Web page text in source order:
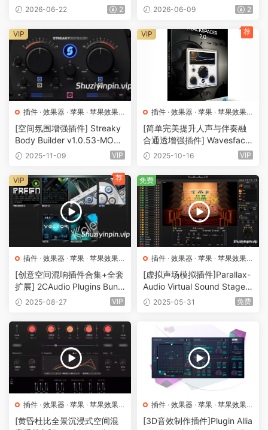
er v1.5.0-R2R [WiN]（9.19M
2026-06-22 2
hed and Keygen-R2R [WiN]
2026-06-09 2
插件 · 效果器 · 苹果 · 苹果效果
器
[空间氛围增强插件] Streaky
Body Builder v1.0.53-MOC
HA [WiN, MacOSX]（49.8M
2025-11-09 VIP
VIP
插件 · 效果器 · 苹果 · 苹果效果
器
[简单完美提升人声与伴奏融
合通透增强插件] Wavesfacto
ry Trackspacer v2.5.10 Reg
（47.1MB）
2025-10-16 VIP
VIP 荐
插件 · 效果器 · 苹果 · 苹果效果
器
[创意空间混响插件合集+全套
扩展] 2CAudio Plugins Bundl
e v2023.10 [WiN, MacOSX]
2025-08-27 VIP
VIP 荐
插件 · 效果器 · 苹果 · 苹果效果
器
[虚拟声场模拟插件]Parallax-
Audio Virtual Sound Stage P
ro v2.0.1 [WiN, MacOSX]（2
2025-05-31 免费
免费
插件 · 效果器 · 苹果 · 苹果效果
器
[黄昏杜比全景沉浸式空间混
插件 · 效果器 · 苹果 · 苹果效果
器
[3D音效制作插件]Plugin Allia